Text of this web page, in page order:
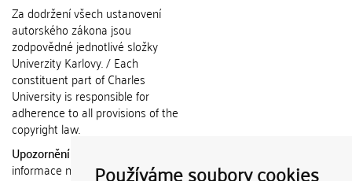
Používáme soubory cookies
Za dodržení všech ustanovení
autorského zákona jsou
zodpovědné jednotlivé složky
Univerzity Karlovy. / Each
constituent part of Charles
University is responsible for
adherence to all provisions of the
copyright law.
Upozornění / Notice:
informace nemohou být použity k